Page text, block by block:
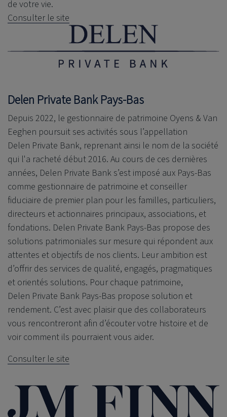
de votre vie.
Consulter le site
Delen Private BankPays-Bas
Depuis 2022, le gestionnaire de patrimoine Oyens & Van
Eeghen poursuit ses activités sous l’appellation
Delen Private Bank, reprenant ainsi le nom de la société
qui l'a racheté début 2016. Au cours de ces dernières
années, Delen Private Bank s’est imposé aux Pays-Bas
comme gestionnaire de patrimoine et conseiller
fiduciaire de premier plan pour les familles, particuliers,
directeurs et actionnaires principaux, associations, et
fondations. Delen Private Bank Pays-Bas propose des
solutions patrimoniales sur mesure qui répondent aux
attentes et objectifs de nos clients. Leur ambition est
d’offrir des services de qualité, engagés, pragmatiques
et orientés solutions. Pour chaque patrimoine,
Delen Private Bank Pays-Bas propose solution et
rendement. C’est avec plaisir que des collaborateurs
vous rencontreront afin d’écouter votre histoire et de
voir comment ils pourraient vous aider.
Consulter le site